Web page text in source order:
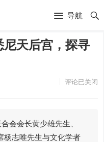
导航
天后宫，探寻
评论已关闭
会会长黄少雄先生、
杨志唯先生与文化学者